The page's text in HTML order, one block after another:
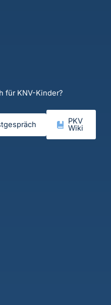
für KNV-Kinder?
PKV
Wiki